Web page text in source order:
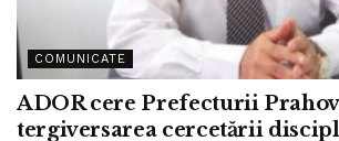
COMUNICATE
ADOR cere Prefecturii
tergiversarea cercetării